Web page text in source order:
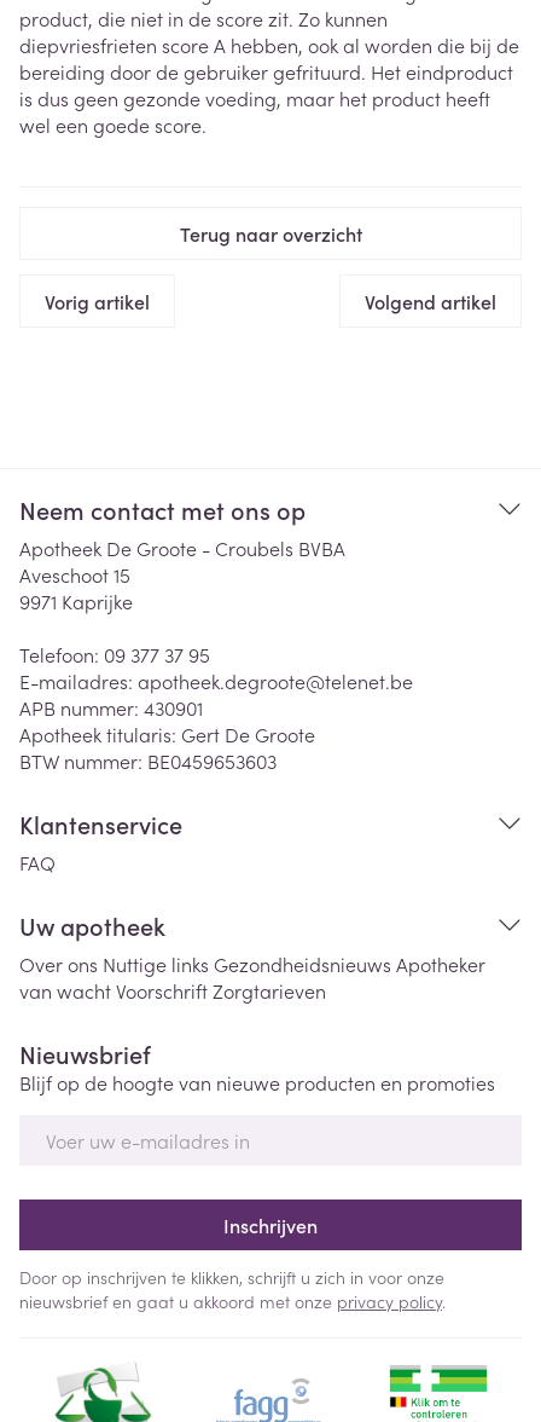
product, die niet in de score zit. Zo kunnen
diepvriesfrieten score A hebben, ook al worden die bij de
bereiding door de gebruiker gefrituurd. Het eindproduct
is dus geen gezonde voeding, maar het product heeft
wel een goede score.
Terug naar overzicht
Vorig artikel Volgend artikel
Neem contact met ons op
Apotheek De Groote - Croubels BVBA
Aveschoot 15
9971 Kaprijke
Telefoon: 09 377 37 95
E-mailadres: apotheek.degroote@telenet.be
APB nummer: 430901
Apotheek titularis: Gert De Groote
BTW nummer: BE0459653603
Klantenservice
FAQ
Uw apotheek
Over ons Nuttige links Gezondheidsnieuws Apotheker
van wachtVoorschriftZorgtarieven
Nieuwsbrief
Blijf op de hoogte van nieuwe producten en promoties
Inschrijven
Door op inschrijven te klikken, schrijft u zich in voor onze
nieuwsbrief en gaat u akkoord met onze privacy policy.